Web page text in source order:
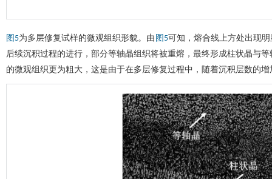
图5为多层修复试样的微观组织形貌。由 图5可知，熔合线上方处出现
后续沉积过程的进行，部分等轴晶组织将被重熔，最终形成柱状晶与
的微观组织更为粗大，这是由于在多层修复过程中，随着沉积层数的